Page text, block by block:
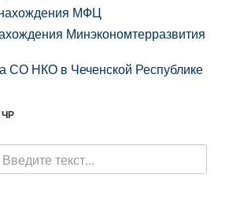
МФЦ
Минэкономтерразвития
СО НКО в Чеченской Республике
ЧР